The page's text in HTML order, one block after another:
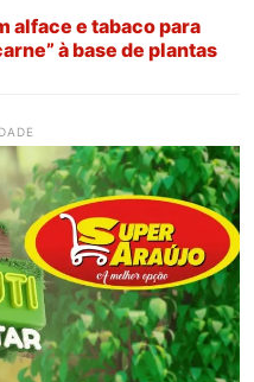
alface e tabaco para
à base de plantas